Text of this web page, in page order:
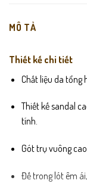
MÔ TẢ
Thiết kế chi tiết
Chất liệu da tổng
Thiết kế sandal
tính.
Gót trụ vuông
Đế trong lót êm